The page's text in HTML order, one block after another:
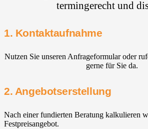
termingerecht und
1. Kontaktaufnahme
Nutzen Sie unseren Anfrageformular oder
gerne für Sie da.
2. Angebotserstellung
Nach einer fundierten Beratung kalkulieren
Festpreisangebot.